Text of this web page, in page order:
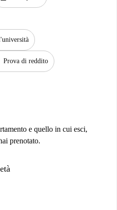
Prova di reddito
e quello in cui esci,
prenotato.